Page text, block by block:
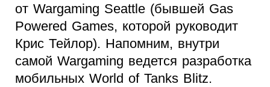
от Wargaming Seattle (бывшей Gas
Powered Games, которой руководит
Крис Тейлор). Напомним, внутри
самой Wargaming ведется разработка
мобильных World of Tanks Blitz.